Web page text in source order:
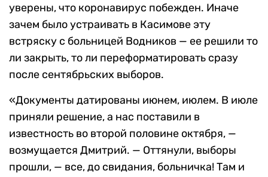
уверены, что коронавирус побежден. Иначе
зачем было устраивать в Касимове эту
встряску с больницей Водников — ее решили то
ли закрыть, то ли переформатировать сразу
после сентябрьских выборов.
«Документы датированы июнем, июлем. В июле
приняли решение, а нас поставили в
известность во второй половине октября, —
возмущается Дмитрий. — Оттянули, выборы
прошли, — все, до свидания, больничка! Там и